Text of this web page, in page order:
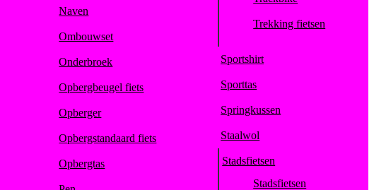
Naven
Ombouwset
Onderbroek
Opbergbeugel fiets
Opberger
Opbergstandaard fiets
Opbergtas
Trekking fietsen
Sportshirt
Sporttas
Springkussen
Staalwol
Stadsfietsen
Stadsfietsen